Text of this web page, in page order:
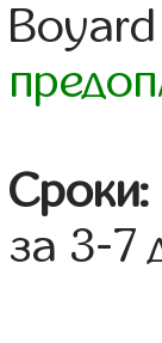
Сроки:
за 3-7